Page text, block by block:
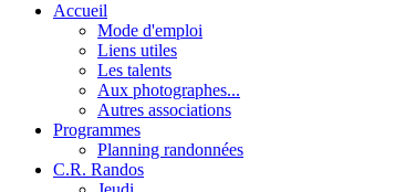
Accueil
Mode d'emploi
Liens utiles
Les talents
Aux photographes...
Autres associations
Programmes
Planning randonnées
C.R. Randos